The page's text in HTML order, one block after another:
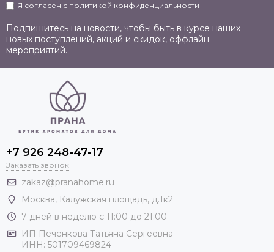
Я согласен с политикой конфиденциальности
Подпишитесь на новости, чтобы быть в курсе наших
новых поступлений, акций и скидок, оффлайн
мероприятий.
+7 926 248-47-17
Заказать звонок
zakaz@pranahome.ru
Москва, Калужская площадь, д.1к2
7 дней в неделю с 11:00 до 21:00
ИП Печенкова Татьяна Сергеевна
ИНН: 501709469824